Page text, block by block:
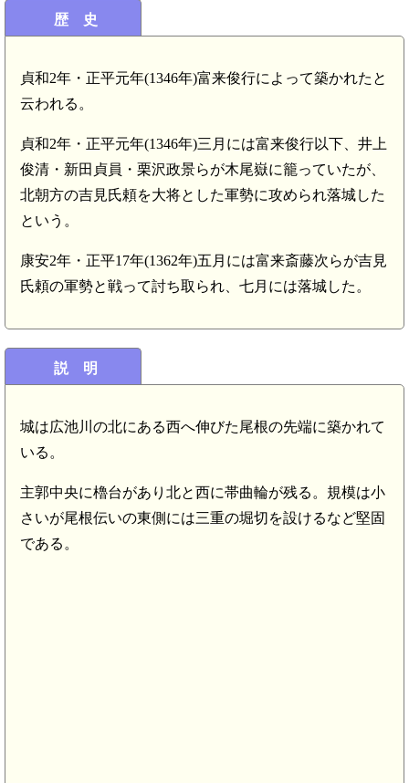
歴 史
貞和2年・正平元年(1346年)富来俊行によって築かれたと
云われる。
貞和2年・正平元年(1346年)三月には富来俊行以下、井上
俊清・新田貞員・栗沢政景らが木尾嶽に籠っていたが、
北朝方の吉見氏頼を大将とした軍勢に攻められ落城した
という。
康安2年・正平17年(1362年)五月には富来斎藤次らが吉見
氏頼の軍勢と戦って討ち取られ、七月には落城した。
説 明
城は広池川の北にある西へ伸びた尾根の先端に築かれて
いる。
主郭中央に櫓台があり北と西に帯曲輪が残る。規模は小
さいが尾根伝いの東側には三重の堀切を設けるなど堅固
である。